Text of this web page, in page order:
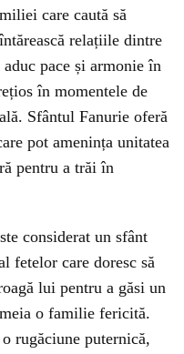
care caută să
relațiile dintre
pace și armonie în
în momentele de
Sfântul Fanurie oferă
pot amenința unitatea
pentru a trăi în
considerat un sfânt
fetelor care doresc să
lui pentru a găsi un
o familie fericită.
rugăciune puternică,